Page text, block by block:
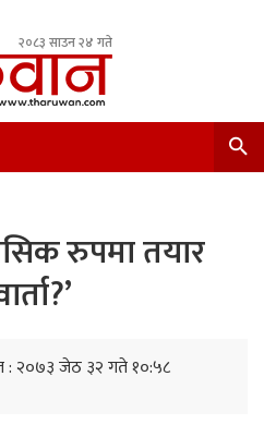
२०८३ साउन २४ गते
रुपमा तयार
: २०७३ जेठ ३२ गते १०:५८